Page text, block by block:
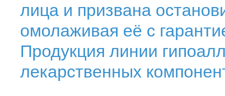
лица и призвана
омолаживая её с
Продукция линии
лекарственных